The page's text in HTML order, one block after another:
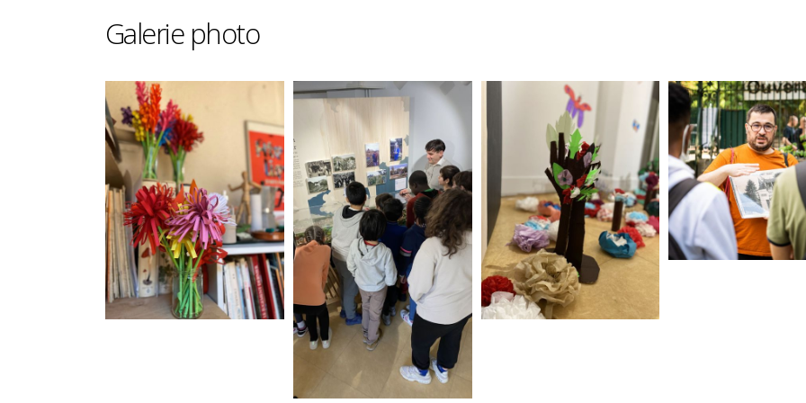
Galerie photo
en bord de Marne
Visite et dédicace "Les bords de
Marne d'Antan"
Exposition découverte des
collections des musées
intercommunaux
Le musée s'expose au
Vincennes Estival club